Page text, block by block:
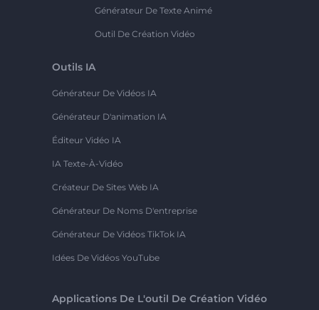
Générateur De Texte Animé
Outil De Création Vidéo
Outils IA
Générateur De Vidéos IA
Générateur D'animation IA
Éditeur Vidéo IA
IA Texte-À-Vidéo
Créateur De Sites Web IA
Générateur De Noms D'entreprise
Générateur De Vidéos TikTok IA
Idées De Vidéos YouTube
Applications De L'outil De Création Vidéo